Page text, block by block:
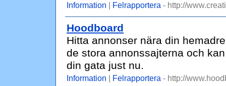
Information | Felrapportera - http://
Hoodboard
Hitta annonser nära din
de stora annonssajterna och
din gata just nu.
Information | Felrapportera - http://